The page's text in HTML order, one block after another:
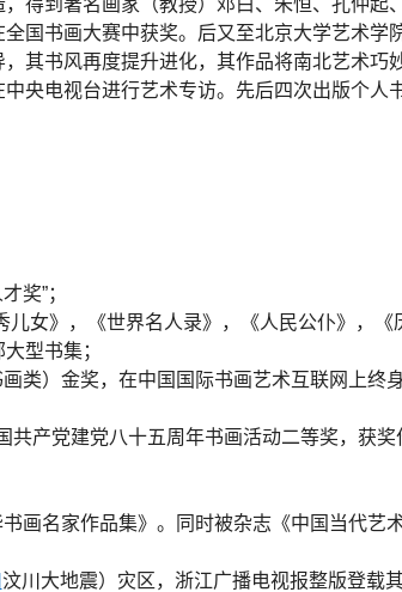
得到著名画家（教授）邓白、朱恒、孔仲起
国书画大赛中获奖。后又至北京大学艺术学
其书风再度提升进化，其作品将南北艺术巧
央电视台进行艺术专访。先后四次出版个人书
奖”；
女》，《世界名人录》，《人民公仆》，《
型书集；
类）金奖，在中国国际书画艺术互联网上终
产党建党八十五周年书画活动二等奖，获奖
画名家作品集》。同时被杂志《中国当代艺
汶川大地震）灾区，浙江广播电视报整版登载